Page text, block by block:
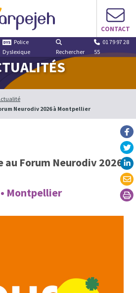
CONTACT
Police
Dyslexique
Rechercher
01 79 97 28
55
Neurodiv 2026 à Montpellier
au Forum Neurodiv 2026
Montpellier